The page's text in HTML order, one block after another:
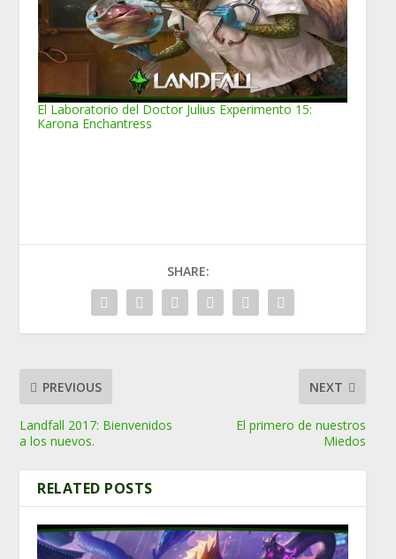
El Laboratorio del Doctor Julius Experimento 15:
Karona Enchantress
SHARE:
PREVIOUS
Landfall 2017: Bienvenidos
a los nuevos.
NEXT
El primero de nuestros
Miedos
RELATED POSTS